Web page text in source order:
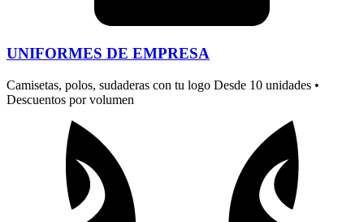
UNIFORMES DE EMPRESA
Camisetas, polos, sudaderas con tu logo Desde 10 unidades •
Descuentos por volumen